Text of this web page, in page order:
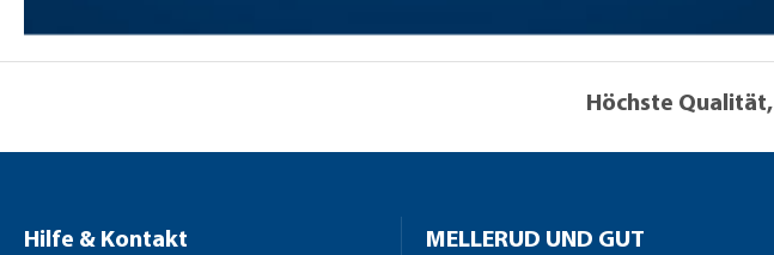
Höchste
Hilfe & Kontakt MELLERUD UND GUT